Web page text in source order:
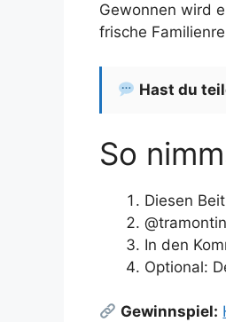
Gewonnen wird
frische
Hast du
So
Diesen
In den
Optional:
Gewinnspiel: